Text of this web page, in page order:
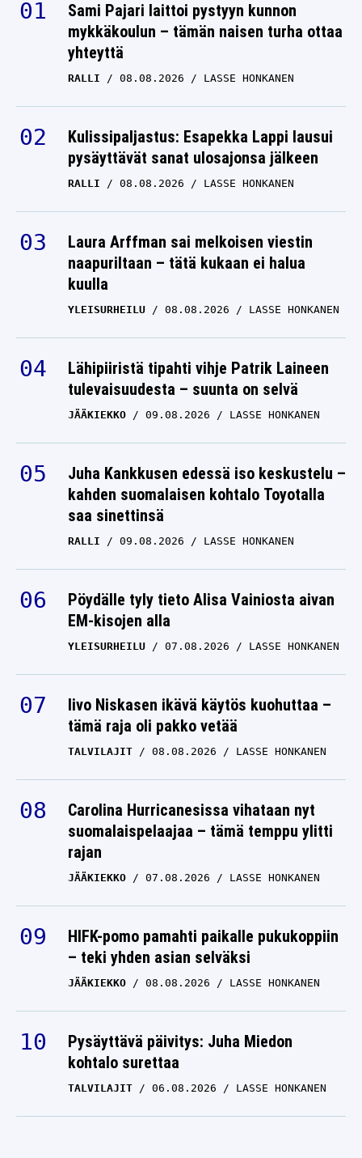
Sami Pajari laittoi pystyyn kunnon
mykkäkoulun – tämän naisen turha ottaa
yhteyttä
RALLI 08.08.2026 LASSE HONKANEN
Kulissipaljastus: Esapekka Lappi lausui
pysäyttävät sanat ulosajonsa jälkeen
RALLI 08.08.2026 LASSE HONKANEN
Laura Arffman sai melkoisen viestin
naapuriltaan – tätä kukaan ei halua
kuulla
YLEISURHEILU 08.08.2026 LASSE HONKANEN
Lähipiiristä tipahti vihje Patrik Laineen
tulevaisuudesta – suunta on selvä
JÄÄKIEKKO 09.08.2026 LASSE HONKANEN
Juha Kankkusen edessä iso keskustelu –
kahden suomalaisen kohtalo Toyotalla
saa sinettinsä
RALLI 09.08.2026 LASSE HONKANEN
Pöydälle tyly tieto Alisa Vainiosta aivan
EM-kisojen alla
YLEISURHEILU 07.08.2026 LASSE HONKANEN
Iivo Niskasen ikävä käytös kuohuttaa –
tämä raja oli pakko vetää
TALVILAJIT 08.08.2026 LASSE HONKANEN
Carolina Hurricanesissa vihataan nyt
suomalaispelaajaa – tämä temppu ylitti
rajan
JÄÄKIEKKO 07.08.2026 LASSE HONKANEN
HIFK-pomo pamahti paikalle pukukoppiin
– teki yhden asian selväksi
JÄÄKIEKKO 08.08.2026 LASSE HONKANEN
Pysäyttävä päivitys: Juha Miedon
kohtalo surettaa
TALVILAJIT 06.08.2026 LASSE HONKANEN